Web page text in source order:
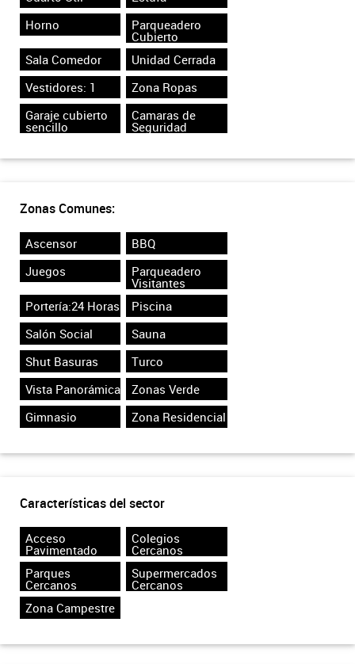
Horno
Parqueadero
Cubierto
Sala Comedor
Unidad Cerrada
Vestidores: 1
Zona Ropas
Garaje cubierto
sencillo
Camaras de
Seguridad
Zonas Comunes:
Ascensor
BBQ
Juegos
Parqueadero
Visitantes
Portería:24 Horas
Piscina
Salón Social
Sauna
Shut Basuras
Turco
Vista Panorámica
Zonas Verde
Gimnasio
Zona Residencial
Características del sector
Acceso
Pavimentado
Colegios
Cercanos
Parques
Cercanos
Supermercados
Cercanos
Zona Campestre